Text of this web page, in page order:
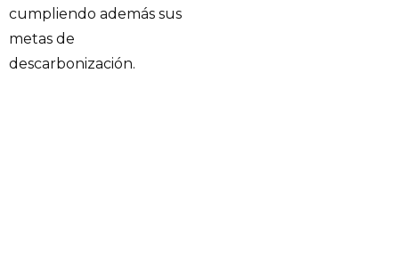
cumpliendo además sus
metas de
descarbonización.